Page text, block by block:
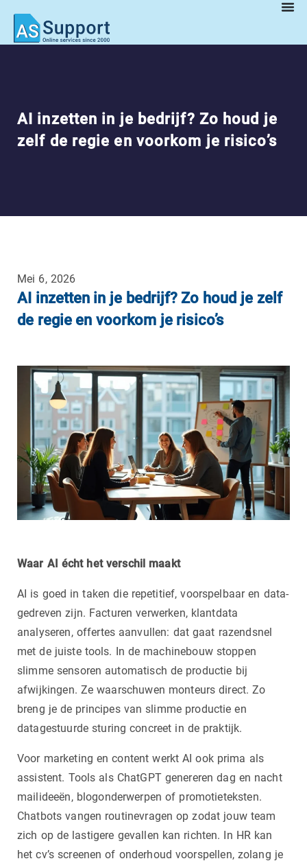
AI inzetten in je bedrijf? Zo houd je
zelf de regie en voorkom je risico’s
Mei 6, 2026
AI inzetten in je bedrijf? Zo houd je zelf
de regie en voorkom je risico’s
Waar AI écht het verschil maakt
AI is goed in taken die repetitief, voorspelbaar en data-
gedreven zijn. Facturen verwerken, klantdata
analyseren, offertes aanvullen: dat gaat razendsnel
met de juiste tools. In de machinebouw stoppen
slimme sensoren automatisch de productie bij
afwijkingen. Ze waarschuwen monteurs direct. Zo
breng je de principes van slimme productie en
datagestuurde sturing concreet in de praktijk.
Voor marketing en content werkt AI ook prima als
assistent. Tools als ChatGPT genereren dag en nacht
mailideeën, blogonderwerpen of promotieteksten.
Chatbots vangen routinevragen op zodat jouw team
zich op de lastigere gevallen kan richten. In HR kan
het cv’s screenen of onderhoud voorspellen, zolang je